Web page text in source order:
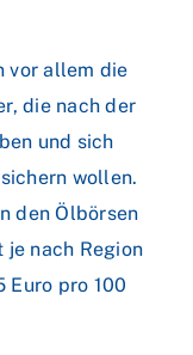
vor allem die
die nach der
und sich
wollen.
den Ölbörsen
je nach Region
Euro pro 100